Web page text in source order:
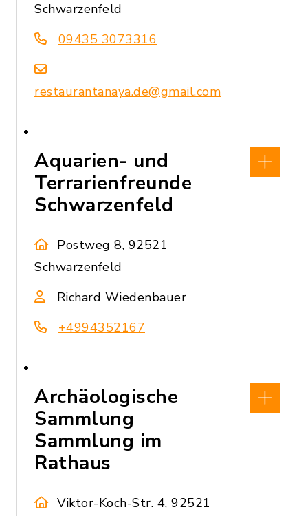
Schwarzenfeld
09435 3073316
restaurantanaya.de@gmail.com
Aquarien- und
Terrarienfreunde
Schwarzenfeld
Postweg 8, 92521
Schwarzenfeld
Richard Wiedenbauer
+4994352167
Archäologische
Sammlung
Sammlung im
Rathaus
Viktor-Koch-Str. 4, 92521